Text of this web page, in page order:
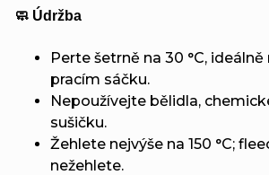
🧼 Údržba
Perte šetrně na 30 °C,
pracím sáčku.
Nepoužívejte bělidla,
sušičku.
Žehlete nejvýše na 150 °C;
nežehlete.